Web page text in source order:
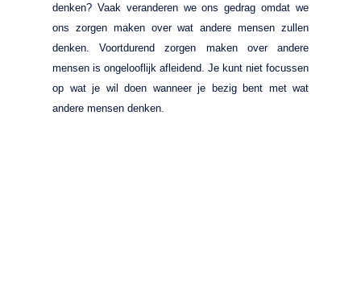
denken? Vaak veranderen we ons gedrag omdat we
ons zorgen maken over wat andere mensen zullen
denken. Voortdurend zorgen maken over andere
mensen is ongelooflijk afleidend. Je kunt niet focussen
op wat je wil doen wanneer je bezig bent met wat
andere mensen denken.